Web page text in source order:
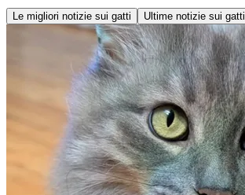
Le migliori notizie sui gatti Ultime notizie sui gatti